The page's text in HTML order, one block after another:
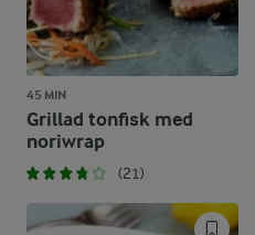
45 MIN
Grillad tonfisk med
noriwrap
(21)